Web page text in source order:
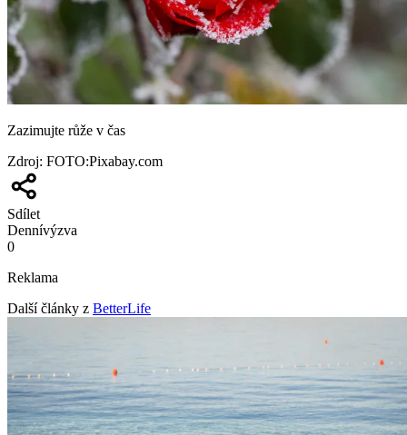
Zazimujte růže v čas
Zdroj: FOTO:Pixabay.com
Sdílet
Dennívýzva
0
Reklama
Další články z BetterLife